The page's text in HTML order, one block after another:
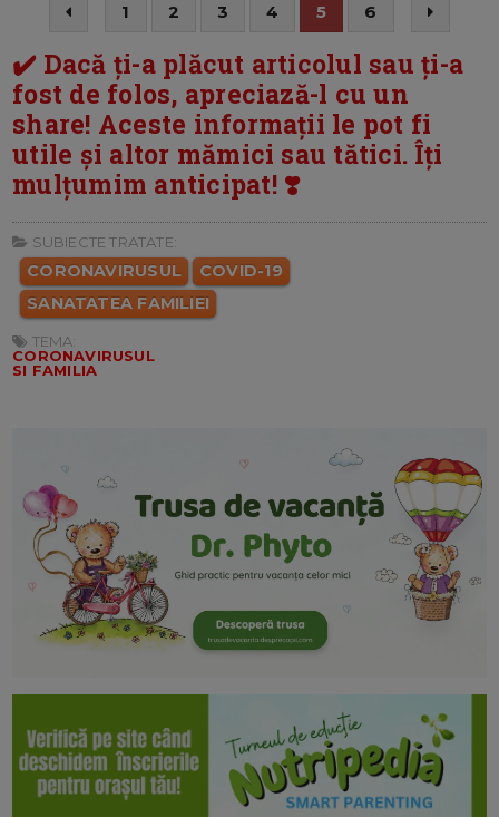
1 2 3 4 5 6
✔️ Dacă ți-a plăcut articolul sau ți-a
fost de folos, apreciază-l cu un
share! Aceste informații le pot fi
utile și altor mămici sau tătici. Îți
mulțumim anticipat! ❣️
SUBIECTE TRATATE:
CORONAVIRUSUL
COVID-19
SANATATEA FAMILIEI
TEMA:
CORONAVIRUSUL
SI FAMILIA